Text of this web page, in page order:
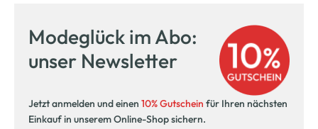
Modeglück im Abo:
unser Newsletter
Jetzt anmelden und einen 10% Gutschein für Ihren nächsten
Einkauf in unserem Online-Shop sichern.